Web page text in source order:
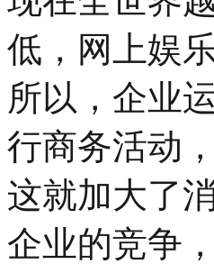
低，网上娱
所以，企业
行商务活动
这就加大了
企业的竞争